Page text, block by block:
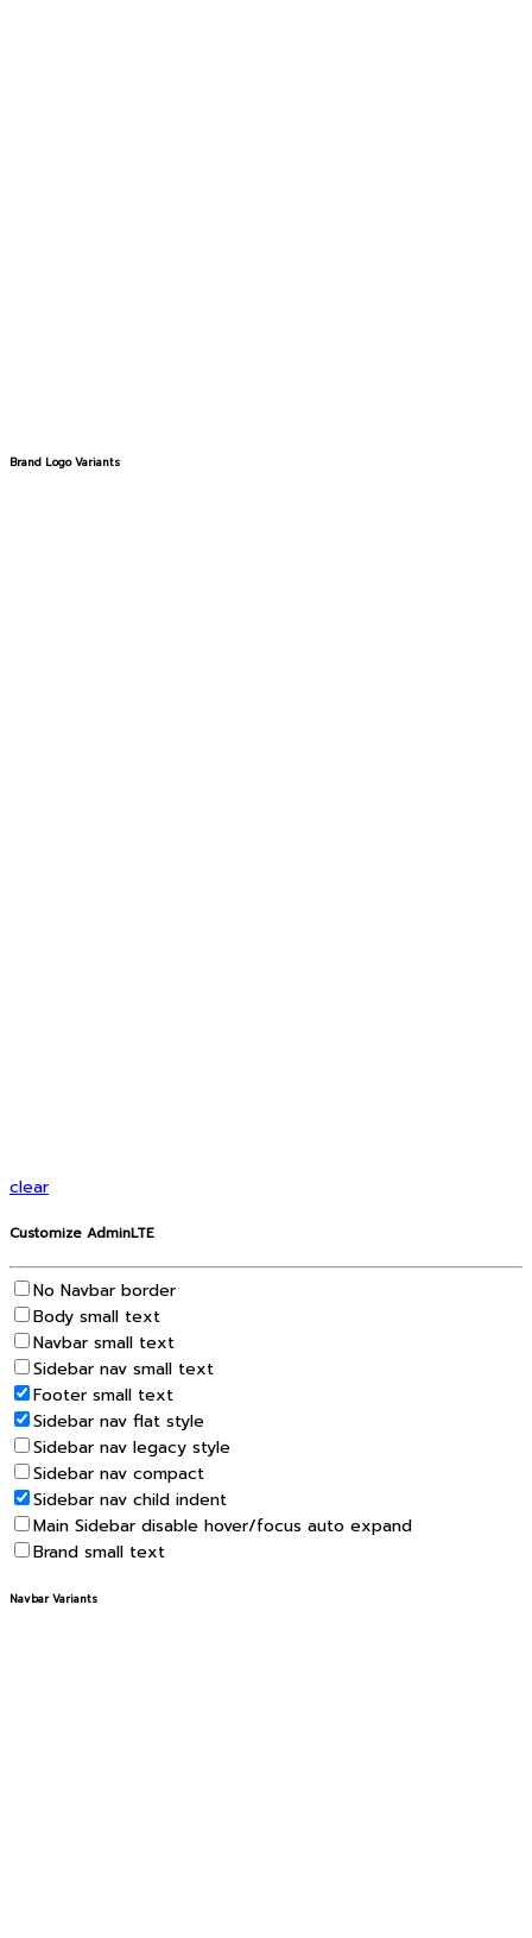
Brand Logo Variants
clear
Customize AdminLTE
No Navbar border
Body small text
Navbar small text
Sidebar nav small text
Footer small text
Sidebar nav flat style
Sidebar nav legacy style
Sidebar nav compact
Sidebar nav child indent
Main Sidebar disable hover/focus auto expand
Brand small text
Navbar Variants